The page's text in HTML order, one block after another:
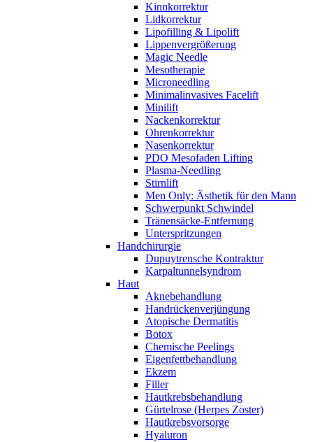
Kinnkorrektur
Lidkorrektur
Lipofilling & Lipolift
Lippenvergrößerung
Magic Needle
Mesotherapie
Microneedling
Minimalinvasives Facelift
Minilift
Nackenkorrektur
Ohrenkorrektur
Nasenkorrektur
PDO Mesofaden Lifting
Plasma-Needling
Stirnlift
Men Only: Ästhetik für den Mann
Schwerpunkt Schwindel
Tränensäcke-Entfernung
Unterspritzungen
Handchirurgie
Dupuytrensche Kontraktur
Karpaltunnelsyndrom
Haut
Aknebehandlung
Handrückenverjüngung
Atopische Dermatitis
Botox
Chemische Peelings
Eigenfettbehandlung
Ekzem
Filler
Hautkrebsbehandlung
Gürtelrose (Herpes Zoster)
Hautkrebsvorsorge
Hyaluron